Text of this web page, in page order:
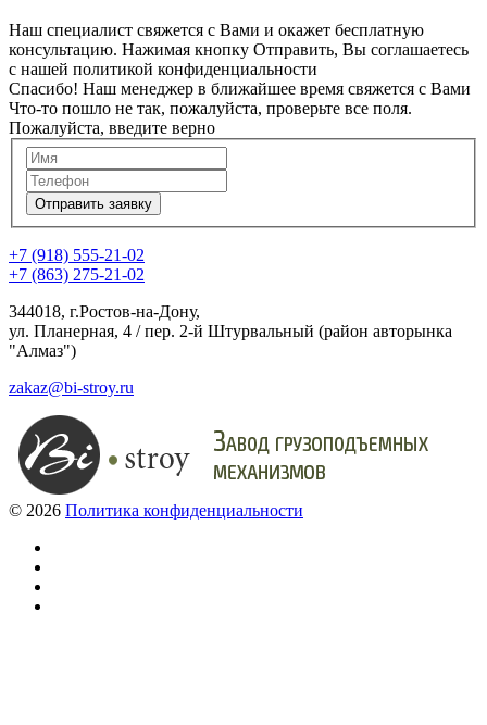
Наш специалист свяжется с Вами и окажет бесплатную
консультацию. Нажимая кнопку Отправить, Вы соглашаетесь
с нашей политикой конфиденциальности
Спасибо! Наш менеджер в ближайшее время свяжется с Вами
Что-то пошло не так, пожалуйста, проверьте все поля.
Пожалуйста, введите верно
Отправить заявку
+7 (918) 555-21-02
+7 (863) 275-21-02
344018, г.Ростов-на-Дону,
ул. Планерная, 4 / пер. 2-й Штурвальный (район авторынка
"Алмаз")
zakaz@bi-stroy.ru
© 2026 Политика конфиденциальности